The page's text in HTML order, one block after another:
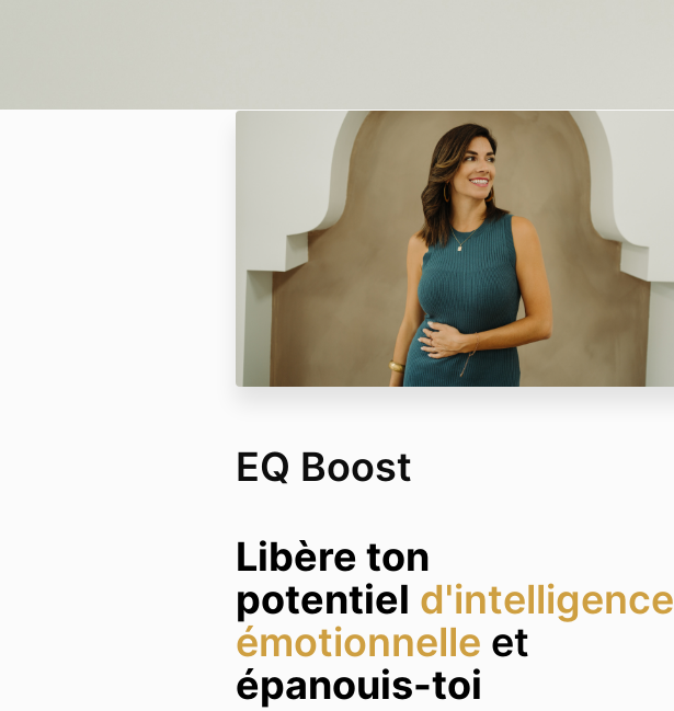
EQ Boost
Libère ton
potentiel d'intelligence
émotionnelle et
épanouis-toi